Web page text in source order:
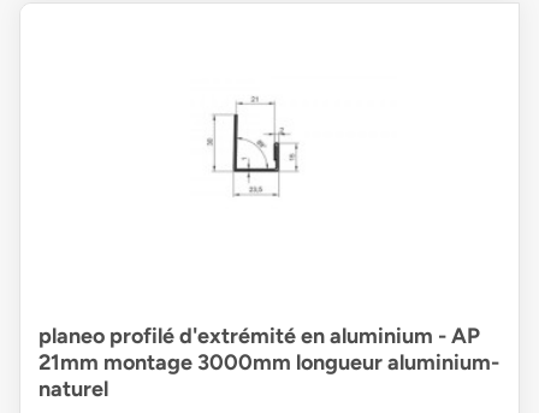
planeo profilé d'extrémité en aluminium - AP
21mm montage 3000mm longueur aluminium-
naturel